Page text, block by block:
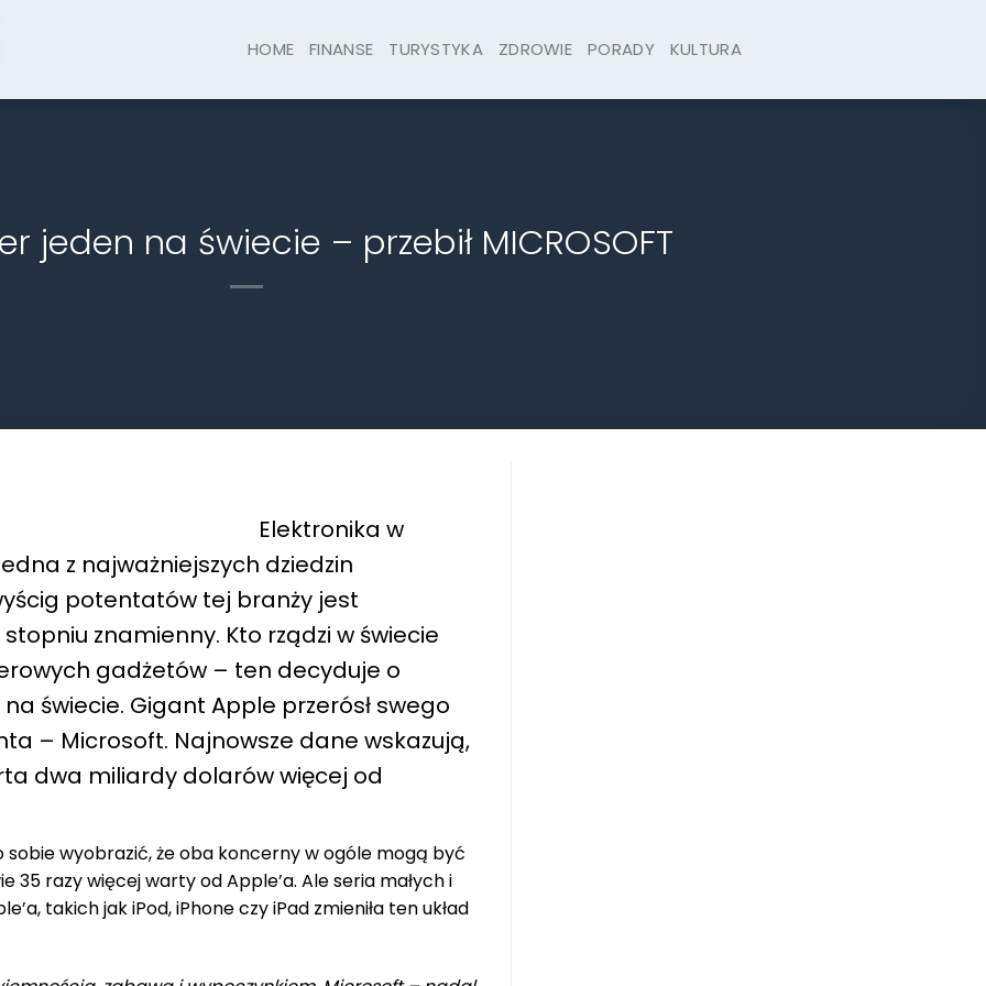
HOME FINANSE TURYSTYKA ZDROWIE PORADY KULTURA
jeden na świecie – przebił MICROSOFT
Elektronika w
z najważniejszych dziedzin
potentatów tej branży jest
znamienny. Kto rządzi w świecie
gadżetów – ten decyduje o
na świecie. Gigant Apple przerósł swego
– Microsoft. Najnowsze dane wskazują,
dwa miliardy dolarów więcej od
sobie wyobrazić, że oba koncerny w ogóle mogą być
35 razy więcej warty od Apple’a. Ale seria małych i
takich jak iPod, iPhone czy iPad zmieniła ten układ